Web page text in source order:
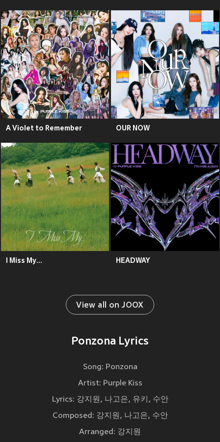
A Violet to Remember OUR NOW
I Miss My... HEADWAY
View all on JOOX
Ponzona Lyrics
Song: Ponzona
Artist: Purple Kiss
Lyrics: 강지원, 나고은, 유키, 수안
Composed: 강지원, 나고은, 수안
Arranged: 강지원